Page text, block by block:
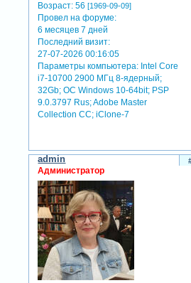
Возраст: 56[1969-09-09]
Провел на форуме:
6 месяцев 7 дней
Последний визит:
27-07-2026 00:16:05
Параметры компьютера: Intel Core
i7-10700 2900 МГц 8-ядерный;
32Gb; ОС Windows 10-64bit; PSP
9.0.3797 Rus; Adobe Master
Collection СС; iClone-7
admin
Администратор